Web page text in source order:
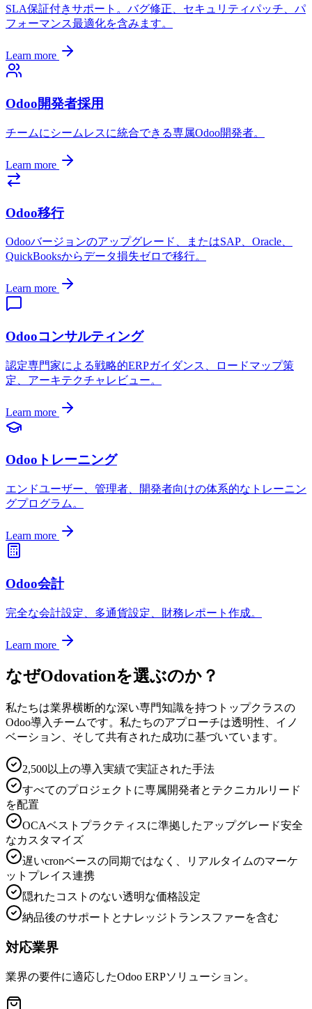
SLA保証付きサポート。バグ修正、セキュリティパッチ、パ
フォーマンス最適化を含みます。
Learn more
Odoo開発者採用
チームにシームレスに統合できる専属Odoo開発者。
Learn more
Odoo移行
Odooバージョンのアップグレード、またはSAP、Oracle、
QuickBooksからデータ損失ゼロで移行。
Learn more
Odooコンサルティング
認定専門家による戦略的ERPガイダンス、ロードマップ策
定、アーキテクチャレビュー。
Learn more
Odooトレーニング
エンドユーザー、管理者、開発者向けの体系的なトレーニン
グプログラム。
Learn more
Odoo会計
完全な会計設定、多通貨設定、財務レポート作成。
Learn more
なぜOdovationを選ぶのか？
私たちは業界横断的な深い専門知識を持つトップクラスの
Odoo導入チームです。私たちのアプローチは透明性、イノ
ベーション、そして共有された成功に基づいています。
2,500以上の導入実績で実証された手法
すべてのプロジェクトに専属開発者とテクニカルリード
を配置
OCAベストプラクティスに準拠したアップグレード安全
なカスタマイズ
遅いcronベースの同期ではなく、リアルタイムのマーケ
ットプレイス連携
隠れたコストのない透明な価格設定
納品後のサポートとナレッジトランスファーを含む
対応業界
業界の要件に適応したOdoo ERPソリューション。